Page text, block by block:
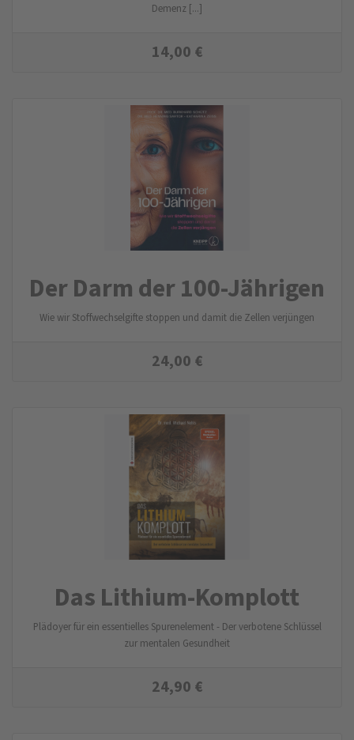
Demenz [...]
14,00 €
Der Darm der 100-Jährigen
Wie wir Stoffwechselgifte stoppen und damit die Zellen verjüngen
24,00 €
Das Lithium-Komplott
Plädoyer für ein essentielles Spurenelement - Der verbotene Schlüssel
zur mentalen Gesundheit
24,90 €